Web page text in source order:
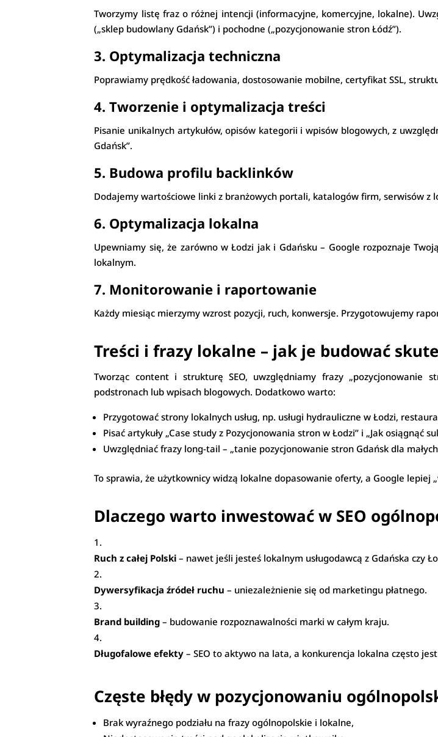
Tworzymy listę fraz o różnej intencji (informacyjne, komercyjne, lokalne).
(„sklep budowlany Gdańsk”) i pochodne („pozycjonowanie stron Łódź”).
3. Optymalizacja techniczna
Poprawiamy prędkość ładowania, dostosowanie mobilne, certyfikat SSL,
4. Tworzenie i optymalizacja treści
Pisanie unikalnych artykułów, opisów kategorii i wpisów blogowych, z
Gdańsk”.
5. Budowa profilu backlinków
Dodajemy wartościowe linki z branżowych portali, katalogów firm, serwisów
6. Optymalizacja lokalna
Upewniamy się, że zarówno w Łodzi jak i Gdańsku – Google rozpoznaje
lokalnym.
7. Monitorowanie i raportowanie
Każdy miesiąc mierzymy wzrost pozycji, ruch, konwersje. Przygotowujemy
Treści i frazy lokalne – jak je budować
Tworząc content i strukturę SEO, uwzględniamy frazy „pozycjonowanie
podstronach lub wpisach blogowych. Dodatkowo warto:
Przygotować strony lokalnych usług, np. usługi hydrauliczne w Łodzi,
Pisać artykuły „Case study z Pozycjonowania stron w Łodzi” i „Jak osiągnąć
Uwzględniać frazy long-tail – „tanie pozycjonowanie stron Gdańsk dla
To sprawia, że użytkownicy widzą lokalne dopasowanie oferty, a Google lepiej
Dlaczego warto inwestować w SEO
Ruch z całej Polski – nawet jeśli jesteś lokalnym usługodawcą z Gdańska czy
Dywersyfikacja źródeł ruchu – uniezależnienie się od marketingu płatnego.
Brand building – budowanie rozpoznawalności marki w całym kraju.
Długofalowe efekty – SEO to aktywo na lata, a konkurencja lokalna często
Częste błędy w pozycjonowaniu
Brak wyraźnego podziału na frazy ogólnopolskie i lokalne,